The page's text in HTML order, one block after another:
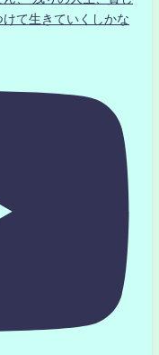
て生きていくしかな